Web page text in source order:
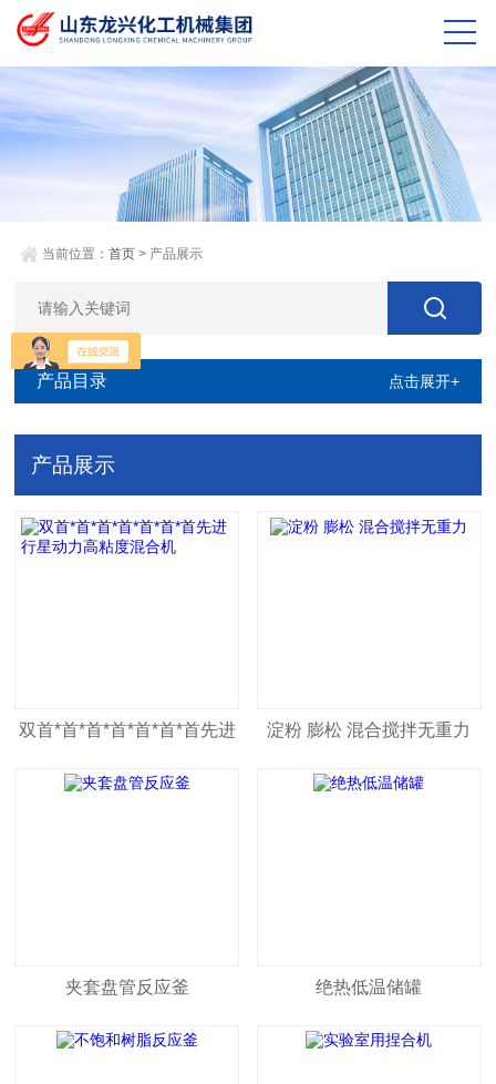
当前位置：首页 > 产品展示
产品目录 点击展开+
产品展示
双首*首*首*首*首*首*首先进
行星动力高粘度混合机
淀粉 膨松 混合搅拌无重力
夹套盘管反应釜 绝热低温储罐